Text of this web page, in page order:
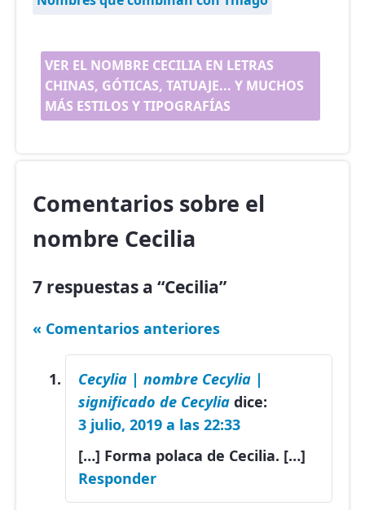
VER EL NOMBRE CECILIA EN LETRAS
CHINAS, GÓTICAS, TATUAJE... Y MUCHOS
MÁS ESTILOS Y TIPOGRAFÍAS
Comentarios sobre el
nombre Cecilia
7 respuestas a “Cecilia”
« Comentarios anteriores
Cecylia | nombre Cecylia |
significado de Cecylia dice:
3 julio, 2019 a las 22:33
[…] Forma polaca de Cecilia. […]
Responder